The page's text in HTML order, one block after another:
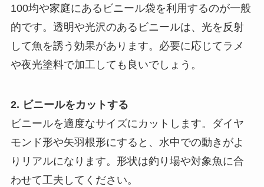
100均や家庭にあるビニール袋を利用するのが一般
的です。透明や光沢のあるビニールは、光を反射
して魚を誘う効果があります。必要に応じてラメ
や夜光塗料で加工しても良いでしょう。
2. ビニールをカットする
ビニールを適度なサイズにカットします。ダイヤ
モンド形や矢羽根形にすると、水中での動きがよ
りリアルになります。形状は釣り場や対象魚に合
わせて工夫してください。